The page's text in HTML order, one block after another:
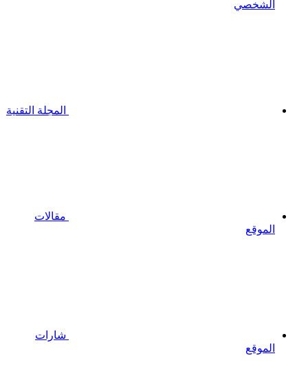
الشخصي
المجلة التقنية
مقالات
الموقع
شارات
الموقع